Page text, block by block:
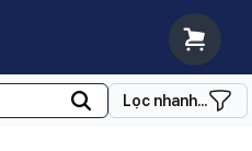
Lọc nhanh...